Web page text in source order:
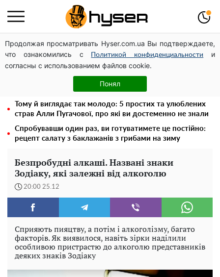
Продолжая просматривать Hyser.com.ua Вы подтверждаете,
что ознакомились с
Политикой конфиденциальности
и
согласны с использованием файлов cookie.
Понял
Гола Олена Тополя у цікавих позах змусила відвисати
щелепи: злив відео – було лише початком
Таку смакоту ви відкриватимете банку за банкою:
рецепт помідорів дольками з цибулею та олією на
Тому й виглядає так молодо: 5 простих та улюблених
страв Алли Пугачової, про які ви достеменно не знали
Спробувавши один раз, ви готуватимете це постійно:
рецепт салату з баклажанів з грибами на зиму
Безпробудні алкаші. Названі знаки
Зодіаку, які залежні від алкоголю
20:00 25.12
Сприяють пияцтву, а потім і алкоголізму, багато
факторів. Як виявилося, навіть зірки наділили
особливою пристрастю до алкоголю представників
деяких знаків Зодіаку